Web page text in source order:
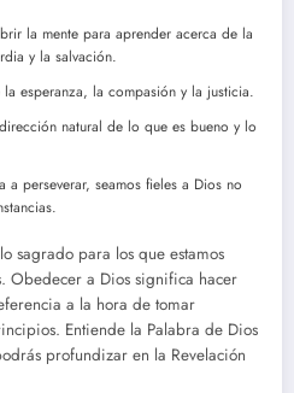
la mente para aprender acerca de la
y la salvación.
esperanza, la compasión y la justicia.
natural de lo que es bueno y lo
a perseverar, seamos fieles a Dios no
sagrado para los que estamos
Obedecer a Dios significa hacer
a la hora de tomar
Entiende la Palabra de Dios
profundizar en la Revelación